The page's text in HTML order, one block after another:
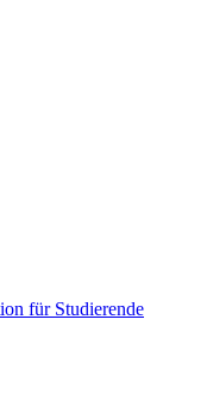
für Studierende